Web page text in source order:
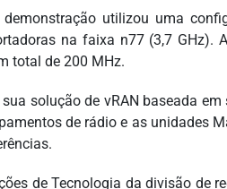
demonstração utilizou uma
na faixa n77 (3,7 GHz).
total de 200 MHz.
solução de vRAN baseada
de rádio e as unidades
de Tecnologia da divisão de